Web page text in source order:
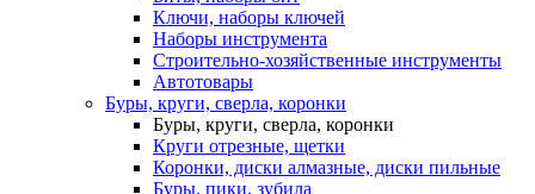
Ключи, наборы ключей
Наборы инструмента
Строительно-хозяйственные инструменты
Автотовары
Буры, круги, сверла, коронки
Буры, круги, сверла, коронки
Круги отрезные, щетки
Коронки, диски алмазные, диски пильные
Буры, пики, зубила